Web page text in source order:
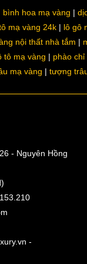
bình hoa mạ vàng
mạ vàng 24k
lô gô
nội thất nhà tắm
tô mạ vàng
phào chỉ
mạ vàng tượng
- Nguyên Hồng
-